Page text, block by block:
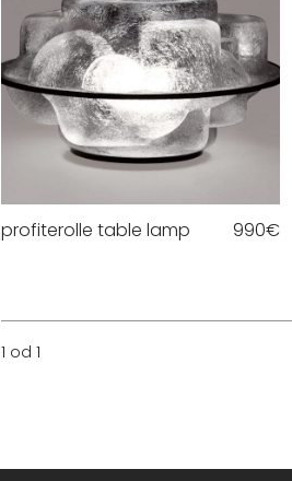
profiterolle table lamp 990€
1 od 1